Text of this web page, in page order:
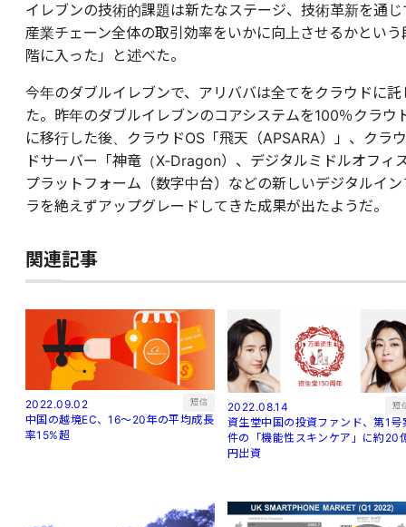
イレブンの技術的課題は新たなステージ、技術革新を通じ
産業チェーン全体の取引効率をいかに向上させるかという
階に入った」と述べた。
今年のダブルイレブンで、アリババは全てをクラウドに託
た。昨年のダブルイレブンのコアシステムを100％クラウ
に移行した後、クラウドOS「飛天（APSARA）」、クラウ
ドサーバー「神竜（X‐Dragon）、デジタルミドルオフィ
プラットフォーム（数字中台）などの新しいデジタルイン
ラを絶えずアップグレードしてきた成果が出たようだ。
関連記事
2022.09.02 短信
中国の越境EC、16～20年の平均成長
率15%超
2022.08.14 短
資生堂中国の投資ファンド、第1号
件の「機能性スキンケア」に約20
円出資